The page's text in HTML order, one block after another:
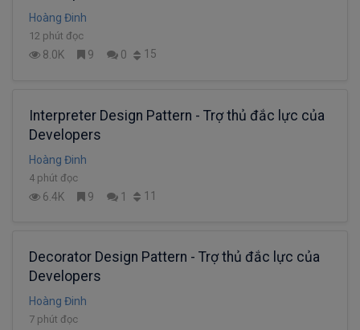
Hoàng Đinh
12 phút đọc
8.0K 9 0 15
Interpreter Design Pattern - Trợ thủ đắc lực của
Developers
Hoàng Đinh
4 phút đọc
6.4K 9 1 11
Decorator Design Pattern - Trợ thủ đắc lực của
Developers
Hoàng Đinh
7 phút đọc